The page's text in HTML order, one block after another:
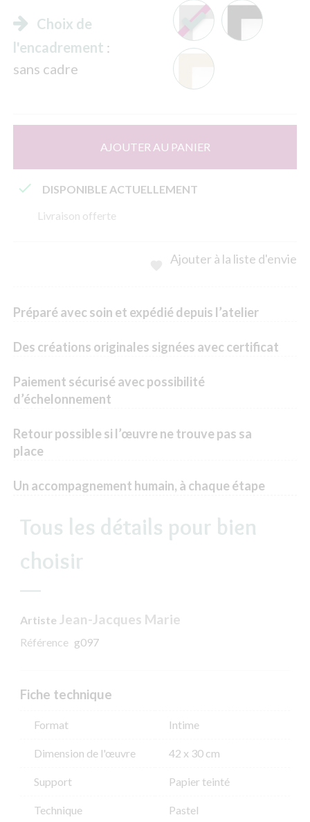
Choix de
l'encadrement :
sans cadre
AJOUTER AU PANIER
 DISPONIBLE ACTUELLEMENT
Livraison offerte
Ajouter à la liste d'envie
Préparé avec soin et expédié depuis l’atelier
Des créations originales signées avec certificat
Paiement sécurisé avec possibilité
d’échelonnement
Retour possible si l’œuvre ne trouve pas sa
place
Un accompagnement humain, à chaque étape
Tous les détails pour bien
choisir
Artiste Jean-Jacques Marie
Référence g097
Fiche technique
Format Intime
Dimension de l'​œuvre 42 x 30 cm
Support Papier teinté
Technique Pastel